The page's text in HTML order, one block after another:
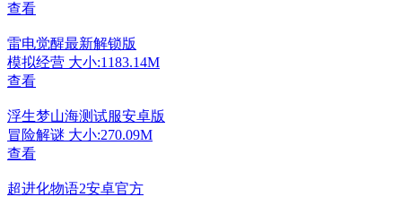
查看
雷电觉醒最新解锁版
模拟经营 大小:1183.14M
查看
浮生梦山海测试服安卓版
冒险解谜 大小:270.09M
查看
超进化物语2安卓官方